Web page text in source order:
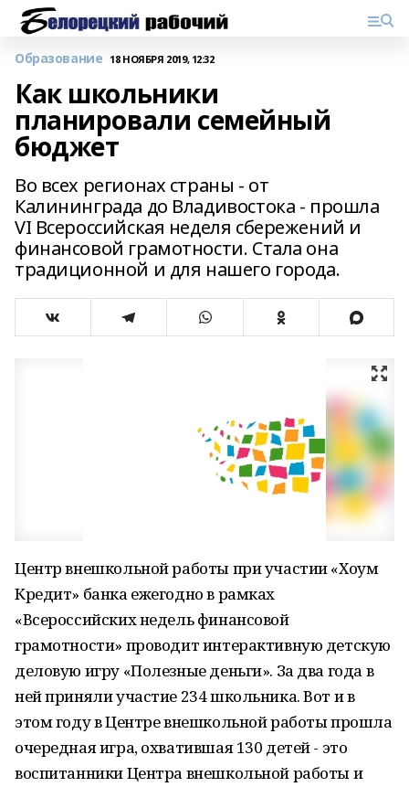
Образование 18 НОЯБРЯ 2019, 12:32
Как школьники
планировали семейный
бюджет
Во всех регионах страны - от
Калининграда до Владивостока - прошла
VI Всероссийская неделя сбережений и
финансовой грамотности. Стала она
традиционной и для нашего города.
Центр внешкольной работы при участии «Хоум
Кредит» банка ежегодно в рамках
«Всероссийских недель финансовой
грамотности» проводит интерактивную детскую
деловую игру «Полезные деньги». За два года в
ней приняли участие 234 школьника. Вот и в
этом году в Центре внешкольной работы прошла
очередная игра, охватившая 130 детей - это
воспитанники Центра внешкольной работы и